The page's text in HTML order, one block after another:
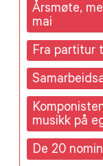
Årsmøte,
mai
Fra partitur
musikk på
De 20